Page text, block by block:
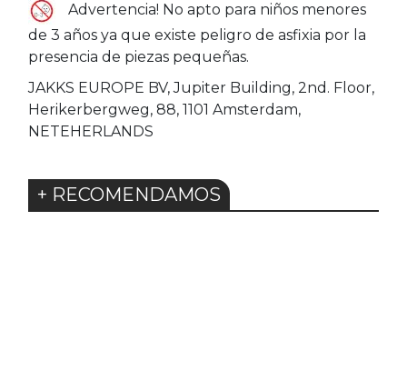
Advertencia! No apto para niños menores
de 3 años ya que existe peligro de asfixia por la
presencia de piezas pequeñas.
JAKKS EUROPE BV, Jupiter Building, 2nd. Floor,
Herikerbergweg, 88, 1101 Amsterdam,
NETEHERLANDS
+ RECOMENDAMOS